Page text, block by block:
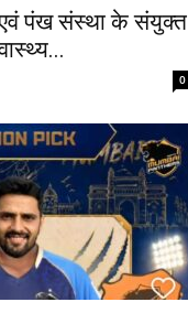
पंख संस्था के संयुक्त
0